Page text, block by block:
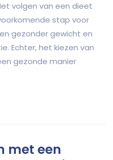
volgen van een dieet
stap voor
gezonder gewicht en
Echter, het kiezen van
gezonde manier
met een